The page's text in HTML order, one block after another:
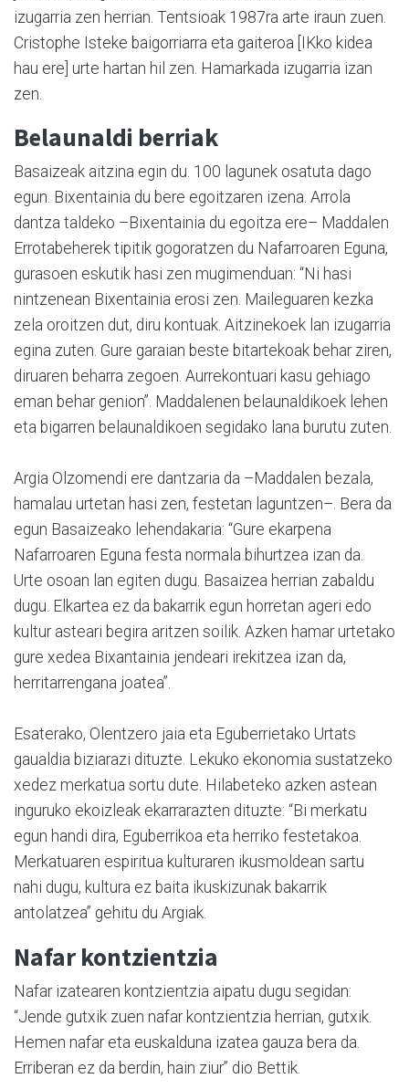
izugarria zen herrian. Tentsioak 1987ra arte iraun zuen.
Cristophe Isteke baigorriarra eta gaiteroa [IKko kidea
hau ere] urte hartan hil zen. Hamarkada izugarria izan
zen.
Belaunaldi berriak
Basaizeak aitzina egin du. 100 lagunek osatuta dago
egun. Bixentainia du bere egoitzaren izena. Arrola
dantza taldeko –Bixentainia du egoitza ere– Maddalen
Errotabeherek tipitik gogoratzen du Nafarroaren Eguna,
gurasoen eskutik hasi zen mugimenduan: “Ni hasi
nintzenean Bixentainia erosi zen. Maileguaren kezka
zela oroitzen dut, diru kontuak. Aitzinekoek lan izugarria
egina zuten. Gure garaian beste bitartekoak behar ziren,
diruaren beharra zegoen. Aurrekontuari kasu gehiago
eman behar genion”. Maddalenen belaunaldikoek lehen
eta bigarren belaunaldikoen segidako lana burutu zuten.
Argia Olzomendi ere dantzaria da –Maddalen bezala,
hamalau urtetan hasi zen, festetan laguntzen–. Bera da
egun Basaizeako lehendakaria: “Gure ekarpena
Nafarroaren Eguna festa normala bihurtzea izan da.
Urte osoan lan egiten dugu. Basaizea herrian zabaldu
dugu. Elkartea ez da bakarrik egun horretan ageri edo
kultur asteari begira aritzen soilik. Azken hamar urtetako
gure xedea Bixantainia jendeari irekitzea izan da,
herritarrengana joatea”.
Esaterako, Olentzero jaia eta Eguberrietako Urtats
gaualdia biziarazi dituzte. Lekuko ekonomia sustatzeko
xedez merkatua sortu dute. Hilabeteko azken astean
inguruko ekoizleak ekarrarazten dituzte: “Bi merkatu
egun handi dira, Eguberrikoa eta herriko festetakoa.
Merkatuaren espiritua kulturaren ikusmoldean sartu
nahi dugu, kultura ez baita ikuskizunak bakarrik
antolatzea” gehitu du Argiak.
Nafar kontzientzia
Nafar izatearen kontzientzia aipatu dugu segidan:
“Jende gutxik zuen nafar kontzientzia herrian, gutxik.
Hemen nafar eta euskalduna izatea gauza bera da.
Erriberan ez da berdin, hain ziur” dio Bettik.